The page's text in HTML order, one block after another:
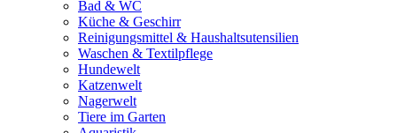
Bad & WC
Küche & Geschirr
Reinigungsmittel & Haushaltsutensilien
Waschen & Textilpflege
Hundewelt
Katzenwelt
Nagerwelt
Tiere im Garten